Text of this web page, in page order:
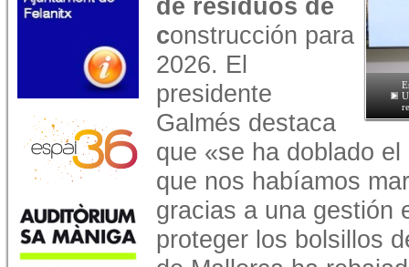
de residuos de
construcción para
2026. El
presidente
Galmés destaca
que «se ha doblado
que nos habíamos
gracias a una gestión
proteger los bolsillos